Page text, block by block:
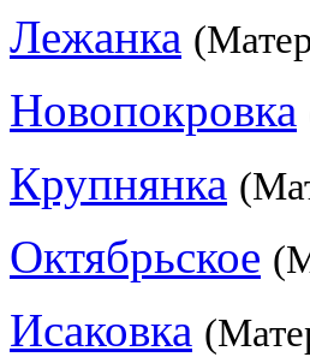
Лежанка
Новопокровка
Крупнянка
Октябрьское
Исаковка